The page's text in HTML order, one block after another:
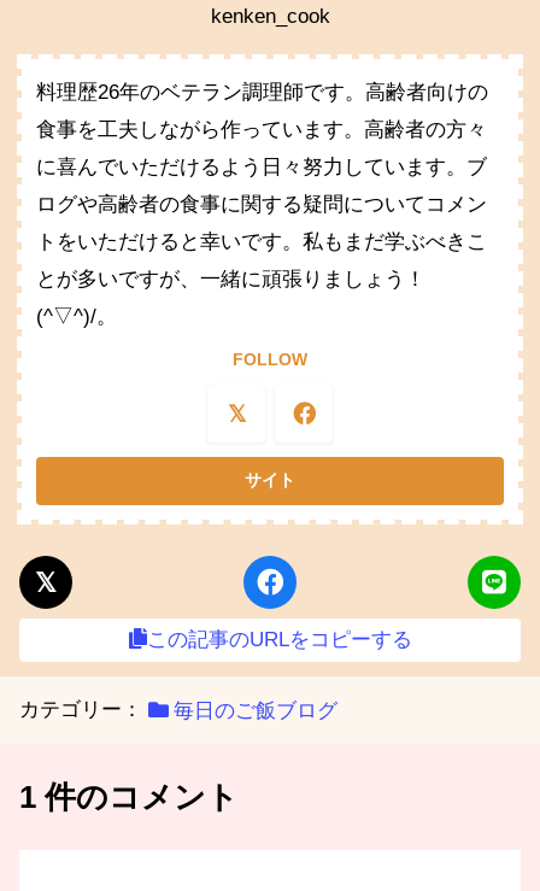
kenken_cook
料理歴26年のベテラン調理師です。高齢者向けの
食事を工夫しながら作っています。高齢者の方々
に喜んでいただけるよう日々努力しています。ブ
ログや高齢者の食事に関する疑問についてコメン
トをいただけると幸いです。私もまだ学ぶべきこ
とが多いですが、一緒に頑張りましょう！
(^▽^)/。
FOLLOW
この記事のURLをコピーする
カテゴリー： 毎日のご飯ブログ
1 件のコメント